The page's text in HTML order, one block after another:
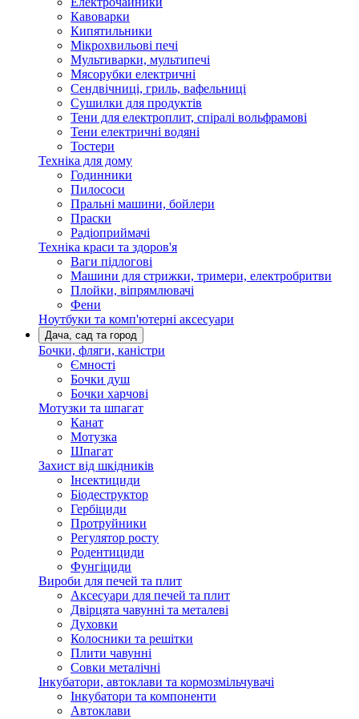
Кавоварки
Кипятильники
Мікрохвильові печі
Мультиварки, мультипечі
Мясорубки електричні
Сендвічниці, гриль, вафельниці
Сушилки для продуктів
Тени для електроплит, спіралі вольфрамові
Тени електричні водяні
Тостери
Техніка для дому
Годинники
Пилососи
Пральні машини, бойлери
Праски
Радіоприймачі
Техніка краси та здоров'я
Ваги підлогові
Машини для стрижки, тримери, електробритви
Плойки, віпрямлювачі
Фени
Ноутбуки та комп'ютерні аксесуари
Дача, сад та город
Бочки, фляги, каністри
Ємності
Бочки душ
Бочки харчові
Мотузки та шпагат
Канат
Мотузка
Шпагат
Захист від шкідників
Інсектициди
Біодеструктор
Гербіциди
Протруйники
Регулятор росту
Родентициди
Фунгіциди
Вироби для печей та плит
Аксесуари для печей та плит
Двірцята чавунні та металеві
Духовки
Колосники та решітки
Плити чавунні
Совки металічні
Інкубатори, автоклави та кормозмільчувачі
Інкубатори та компоненти
Автоклави